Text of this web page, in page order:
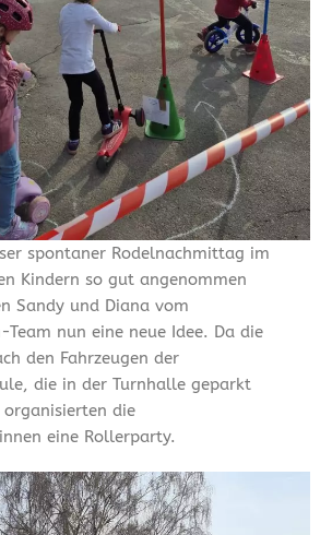
spontaner Rodelnachmittag im
Kindern so gut angenommen
Sandy und Diana vom
Team nun eine neue Idee. Da die
den Fahrzeugen der
die in der Turnhalle geparkt
die
eine Rollerparty.